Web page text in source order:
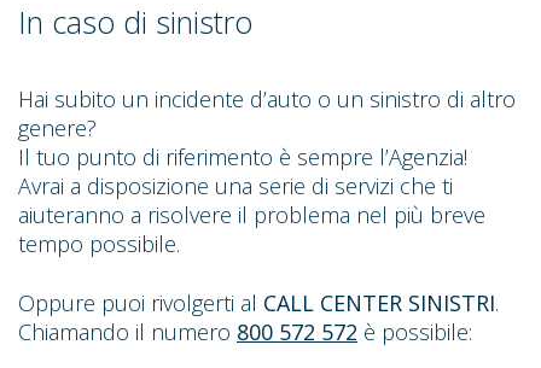
In caso di sinistro
Hai subito un incidente d’auto o un sinistro di altro
genere?
Il tuo punto di riferimento è sempre l’Agenzia!
Avrai a disposizione una serie di servizi che ti
aiuteranno a risolvere il problema nel più breve
tempo possibile.
Oppure puoi rivolgerti al CALL CENTER SINISTRI.
Chiamando il numero 800 572 572 è possibile: